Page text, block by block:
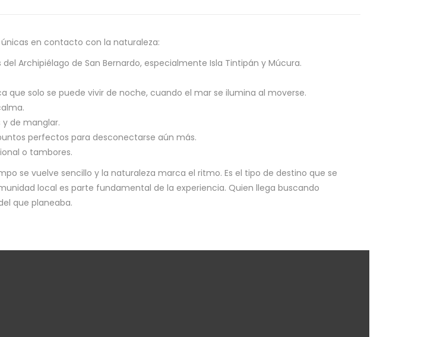
en contacto con la naturaleza:
Archipiélago de San Bernardo, especialmente Isla Tintipán y Múcura.
que solo se puede vivir de noche, cuando el mar se ilumina al moverse.
de manglar.
perfectos para desconectarse aún más.
o tambores.
se vuelve sencillo y la naturaleza marca el ritmo. Es el tipo de destino que se
local es parte fundamental de la experiencia. Quien llega buscando
que planeaba.